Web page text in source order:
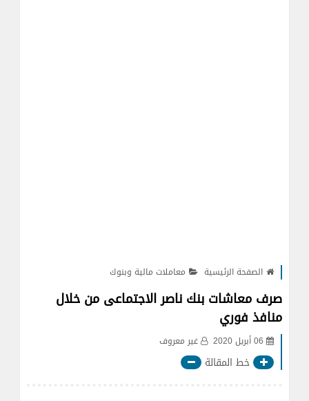
الصفحة الرئيسية معاملات مالية وبنوك
صرف معاشات بنك ناصر الاجتماعى من خلال
منافذ فوري
06 أبريل 2020 غير معروف
خط المقالة